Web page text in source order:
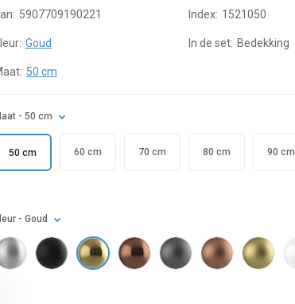
5907709190221 Index: 1521050
Goud In de set: Bedekking
50 cm
- 50 cm
50 cm 60 cm 70 cm 80 cm 90 cm
- Goud